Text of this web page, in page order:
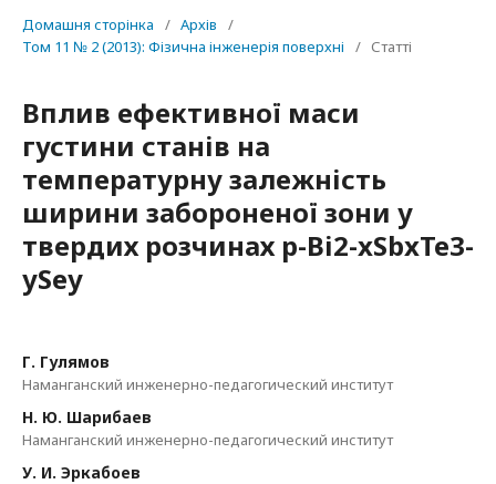
Домашня сторінка / Архів
/
Том 11 № 2 (2013): Фізична інженерія поверхні
/ Статті
Вплив ефективної маси
густини станів на
температурну залежність
ширини забороненої зони у
твердих розчинах p-Bі2-xSbxTe3-
ySey
Г. Гулямов
Наманганский инженерно-педагогический институт
Н. Ю. Шарибаев
Наманганский инженерно-педагогический институт
У. И. Эркабоев